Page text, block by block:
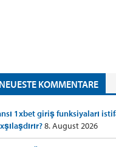
NEUESTE KOMMENTARE
1xbet giriş funksiyaları
8. August 2026